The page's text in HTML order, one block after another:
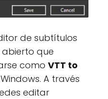
de subtítulos
que
como VTT to
A través
editar